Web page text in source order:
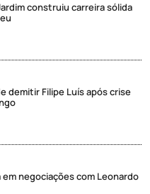
construiu carreira sólida
demitir Filipe Luís após crise
em negociações com Leonardo